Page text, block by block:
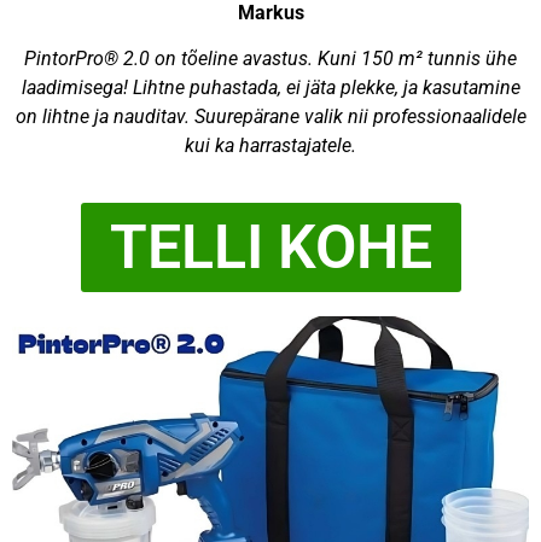
Markus
PintorPro® 2.0 on tõeline avastus. Kuni 150 m² tunnis ühe
laadimisega! Lihtne puhastada, ei jäta plekke, ja kasutamine
on lihtne ja nauditav. Suurepärane valik nii professionaalidele
kui ka harrastajatele.
TELLI KOHE